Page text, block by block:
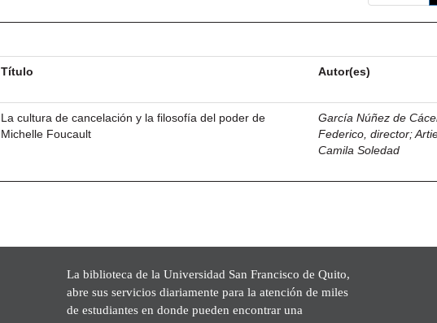
Título Autor(es)
La cultura de cancelación y la filosofía del poder de
Michelle Foucault
García Núñez de
Federico, director;
Camila Soledad
La biblioteca de la Universidad San Francisco de Quito,
abre sus servicios diariamente para la atención de miles
de estudiantes en donde pueden encontrar una